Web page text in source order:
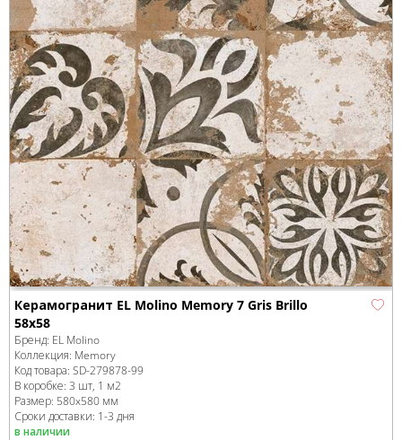
Керамогранит EL Molino Memory 7 Gris Brillo
58x58
Бренд: EL Molino
Коллекция: Memory
Код товара: SD-279878-99
В коробке: 3 шт, 1 м2
Размер: 580x580 мм
Сроки доставки: 1-3 дня
в наличии